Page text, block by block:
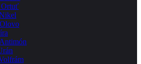
Ortuť